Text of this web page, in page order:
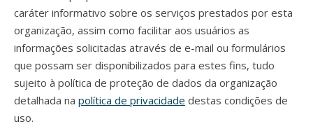
caráter informativo sobre os serviços prestados por esta
organização, assim como facilitar aos usuários as
informações solicitadas através de e-mail ou formulários
que possam ser disponibilizados para estes fins, tudo
sujeito à política de proteção de dados da organização
detalhada na política de privacidade destas condições de
uso.